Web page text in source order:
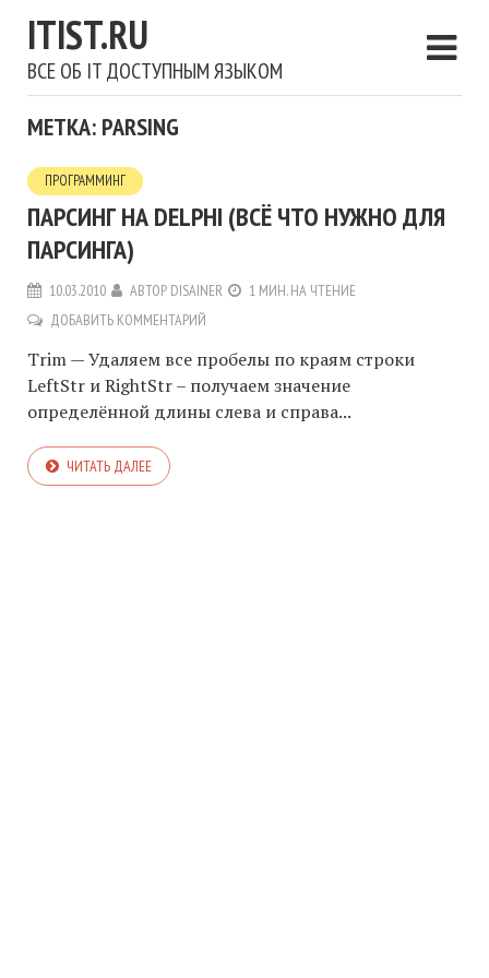
ITIST.RU
ВСЕ ОБ IT ДОСТУПНЫМ ЯЗЫКОМ
МЕТКА: PARSING
ПРОГРАММИНГ
ПАРСИНГ НА DELPHI (ВСЁ ЧТО НУЖНО ДЛЯ
ПАРСИНГА)
10.03.2010 АВТОР DISAINER
1 МИН. НА ЧТЕНИЕ
ДОБАВИТЬ КОММЕНТАРИЙ
Trim — Удаляем все пробелы по краям строки
LeftStr и RightStr – получаем значение
определённой длины слева и справа...
ЧИТАТЬ ДАЛЕЕ